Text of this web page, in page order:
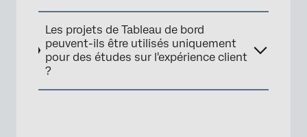
×
Les projets de Tableau de bord
peuvent-ils être utilisés uniquement
pour des études sur l'expérience client
?